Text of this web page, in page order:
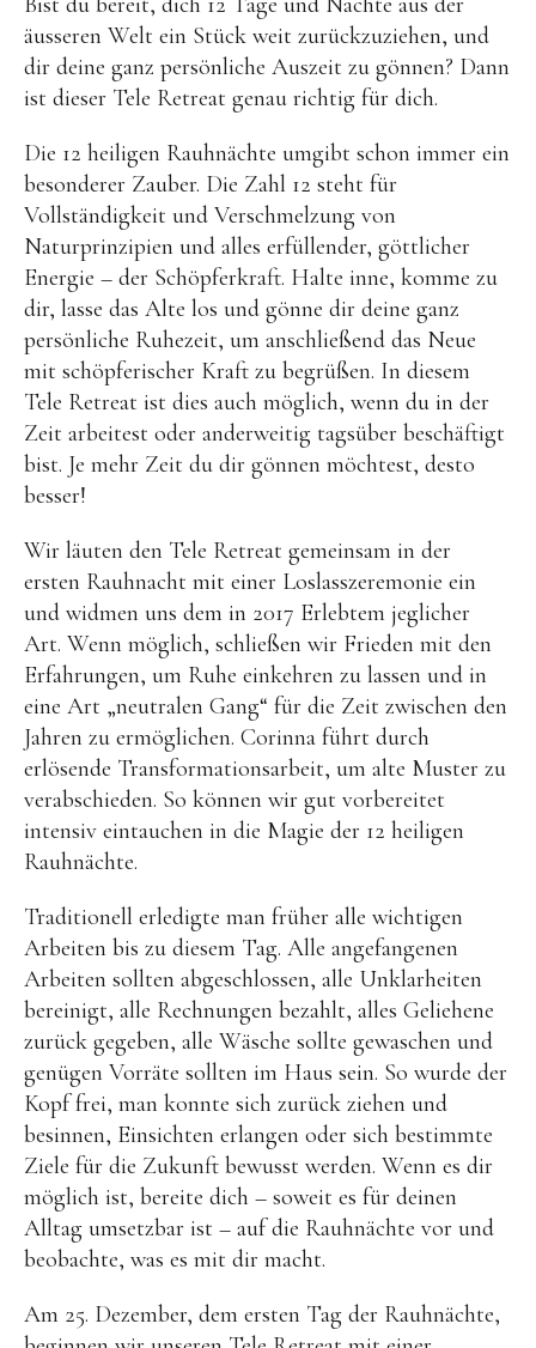
äusseren Welt ein Stück weit zurückzuziehen, und
dir deine ganz persönliche Auszeit zu gönnen? Dann
ist dieser Tele Retreat genau richtig für dich.
Die 12 heiligen Rauhnächte umgibt schon immer ein
besonderer Zauber. Die Zahl 12 steht für
Vollständigkeit und Verschmelzung von
Naturprinzipien und alles erfüllender, göttlicher
Energie – der Schöpferkraft. Halte inne, komme zu
dir, lasse das Alte los und gönne dir deine ganz
persönliche Ruhezeit, um anschließend das Neue
mit schöpferischer Kraft zu begrüßen. In diesem
Tele Retreat ist dies auch möglich, wenn du in der
Zeit arbeitest oder anderweitig tagsüber beschäftigt
bist. Je mehr Zeit du dir gönnen möchtest, desto
besser!
Wir läuten den Tele Retreat gemeinsam in der
ersten Rauhnacht mit einer Loslasszeremonie ein
und widmen uns dem in 2017 Erlebtem jeglicher
Art. Wenn möglich, schließen wir Frieden mit den
Erfahrungen, um Ruhe einkehren zu lassen und in
eine Art „neutralen Gang“ für die Zeit zwischen den
Jahren zu ermöglichen. Corinna führt durch
erlösende Transformationsarbeit, um alte Muster zu
verabschieden. So können wir gut vorbereitet
intensiv eintauchen in die Magie der 12 heiligen
Rauhnächte.
Traditionell erledigte man früher alle wichtigen
Arbeiten bis zu diesem Tag. Alle angefangenen
Arbeiten sollten abgeschlossen, alle Unklarheiten
bereinigt, alle Rechnungen bezahlt, alles Geliehene
zurück gegeben, alle Wäsche sollte gewaschen und
genügen Vorräte sollten im Haus sein. So wurde der
Kopf frei, man konnte sich zurück ziehen und
besinnen, Einsichten erlangen oder sich bestimmte
Ziele für die Zukunft bewusst werden. Wenn es dir
möglich ist, bereite dich – soweit es für deinen
Alltag umsetzbar ist – auf die Rauhnächte vor und
beobachte, was es mit dir macht.
Am 25. Dezember, dem ersten Tag der Rauhnächte,